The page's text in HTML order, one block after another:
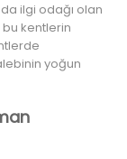
ilgi odağı olan
bu kentlerin
yoğun